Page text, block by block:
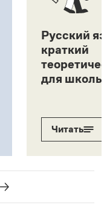
Русский
краткий
для
Читать